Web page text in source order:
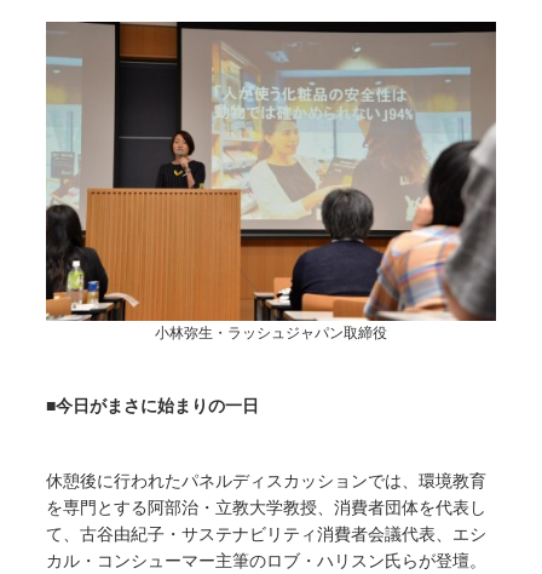
小林弥生・ラッシュジャパン取締役
■今日がまさに始まりの一日
休憩後に行われたパネルディスカッションでは、環境教育
を専門とする阿部治・立教大学教授、消費者団体を代表し
て、古谷由紀子・サステナビリティ消費者会議代表、エシ
カル・コンシューマー主筆のロブ・ハリスン氏らが登壇。